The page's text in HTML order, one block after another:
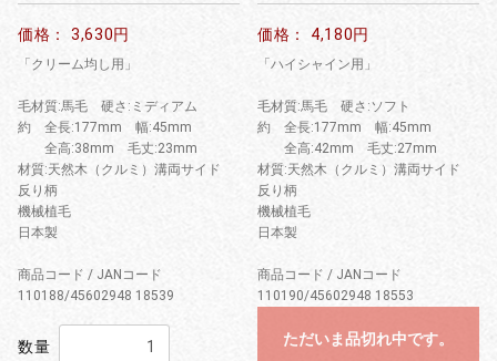
価格： 3,630円
「クリーム均し用」
毛材質:馬毛 硬さ:ミディアム
約 全長:177mm 幅:45mm
全高:38mm 毛丈:23mm
材質:天然木（クルミ）溝両サイド
反り柄
機械植毛
日本製
商品コード / JANコード
110188/45602948 18539
数量
価格： 4,180円
「ハイシャイン用」
毛材質:馬毛 硬さ:ソフト
約 全長:177mm 幅:45mm
全高:42mm 毛丈:27mm
材質:天然木（クルミ）溝両サイド
反り柄
機械植毛
日本製
商品コード / JANコード
110190/45602948 18553
ただいま品切れ中です。